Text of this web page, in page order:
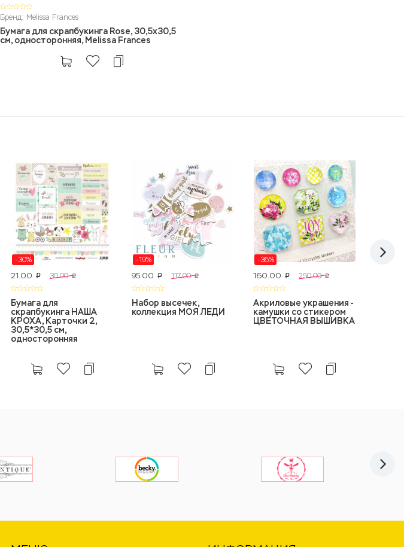
Бренд: Melissa Frances
Бумага для скрапбукинга Rose, 30,5x30,5
см, односторонняя, Melissa Frances
-30%
21.00 p 30.00 p
Бумага для
скрапбукинга НАША
КРОХА, Карточки 2,
30,5*30,5 см,
односторонняя
-19%
95.00 p 117.00 p
Набор высечек,
коллекция МОЯ ЛЕДИ
-36%
160.00 p 250.00 p
Акриловые украшения -
камушки со стикером
ЦВЕТОЧНАЯ ВЫШИВКА
Акция